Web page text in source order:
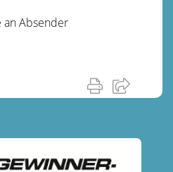
an Absender